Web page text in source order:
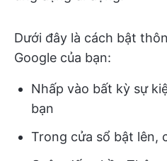
Dưới đây là cách bật
Google của bạn:
Nhấp vào bất kỳ sự
bạn
Trong cửa sổ bật lên,